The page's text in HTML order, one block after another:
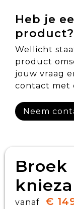
Heb je
product?
Wellicht
product
jouw vraag
contact met
Neem
Broek
vanaf €